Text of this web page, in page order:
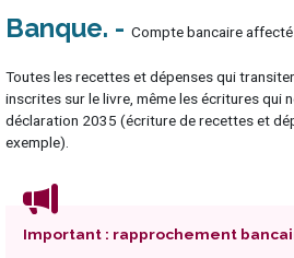
Banque Compte bancaire
Toutes les recettes et dépenses qui
inscrites sur le livre, même les écritures qui
déclaration 2035 (écriture de recettes et
exemple).
Important : rapprochement